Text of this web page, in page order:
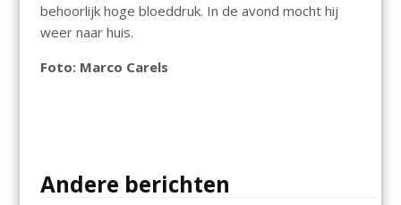
behoorlijk hoge bloeddruk. In de avond mocht hij
weer naar huis.
Foto: Marco Carels
Andere berichten